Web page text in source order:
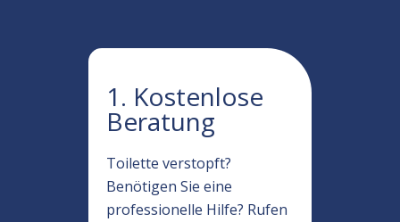
1. Kostenlose
Beratung
Toilette verstopft?
Benötigen Sie eine
professionelle Hilfe? Rufen